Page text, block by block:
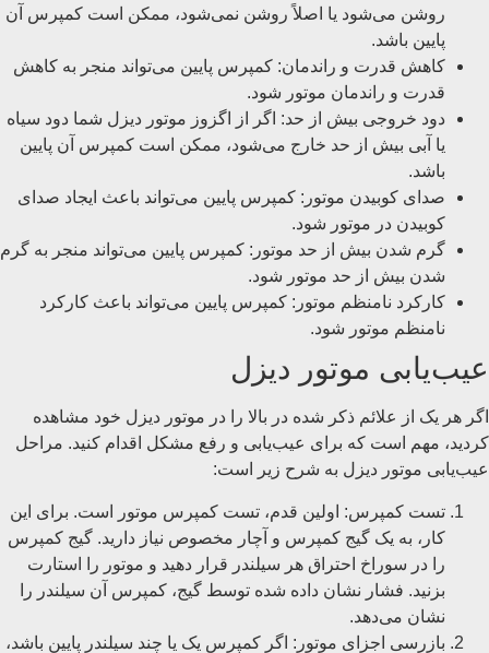
روشن می‌شود یا اصلاً روشن نمی‌شود، ممکن است کمپرس آن
پایین باشد.
کاهش قدرت و راندمان: کمپرس پایین می‌تواند منجر به کاهش
قدرت و راندمان موتور شود.
دود خروجی بیش از حد: اگر از اگزوز موتور دیزل شما دود سیاه
یا آبی بیش از حد خارج می‌شود، ممکن است کمپرس آن پایین
باشد.
صدای کوبیدن موتور: کمپرس پایین می‌تواند باعث ایجاد صدای
کوبیدن در موتور شود.
گرم شدن بیش از حد موتور: کمپرس پایین می‌تواند منجر به گرم
شدن بیش از حد موتور شود.
کارکرد نامنظم موتور: کمپرس پایین می‌تواند باعث کارکرد
نامنظم موتور شود.
عیب‌یابی موتور دیزل
اگر هر یک از علائم ذکر شده در بالا را در موتور دیزل خود مشاهده
کردید، مهم است که برای عیب‌یابی و رفع مشکل اقدام کنید. مراحل
عیب‌یابی موتور دیزل به شرح زیر است:
تست کمپرس: اولین قدم، تست کمپرس موتور است. برای این
کار، به یک گیج کمپرس و آچار مخصوص نیاز دارید. گیج کمپرس
را در سوراخ احتراق هر سیلندر قرار دهید و موتور را استارت
بزنید. فشار نشان داده شده توسط گیج، کمپرس آن سیلندر را
نشان می‌دهد.
بازرسی اجزای موتور: اگر کمپرس یک یا چند سیلندر پایین باشد،